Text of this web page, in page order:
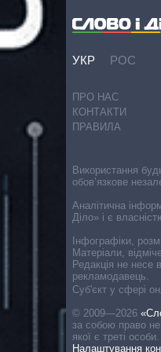
УКР РОС
ПРО НАС
КОНТАКТИ
ПРАВИЛА
Cуб'єкт у сфері
© 2009—2026
за собою право
якої є треті особи.
Налаштування
Використання
обов’язкове
Аналітична
Діло» і є
Інфографіки,
Матеріали,
Редакція не несе
рекламодавець.